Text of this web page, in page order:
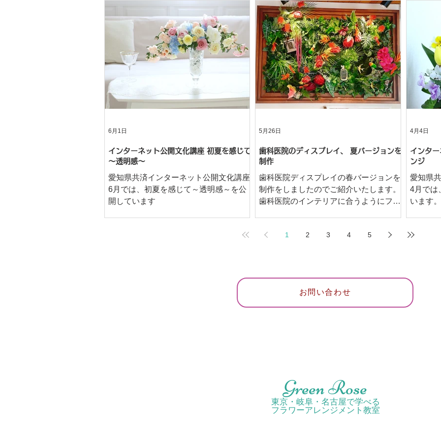
インターネット公開文化講座 初夏を感じて
～透明感～
愛知県共済インターネット公開文化講座
6月では、初夏を感じて～透明感～を公
開しています
6月1日
歯科医院のディスプレイ、 夏バージョンを
制作
歯科医院ディスプレイの春バージョンを
制作をしましたのでご紹介いたします。
歯科医院のインテリアに合うようにフレ
5月26日
インタ
ンジ
愛知県
4月では
います。 今回ご紹介しましたアレンジ
レンジ
4月4日
1 2 3 4 5
お問い合わせ
Green Rose
東京・岐阜・名古屋で学べる
フラワーアレンジメント教室